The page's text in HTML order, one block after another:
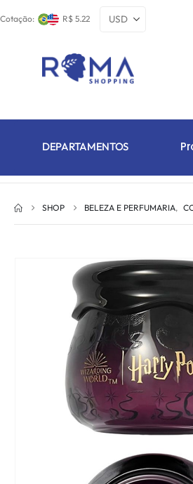
Cotação: R$ 5.22
DEPARTAMENTOS
SHOP BELEZA E PERFUMARIA,